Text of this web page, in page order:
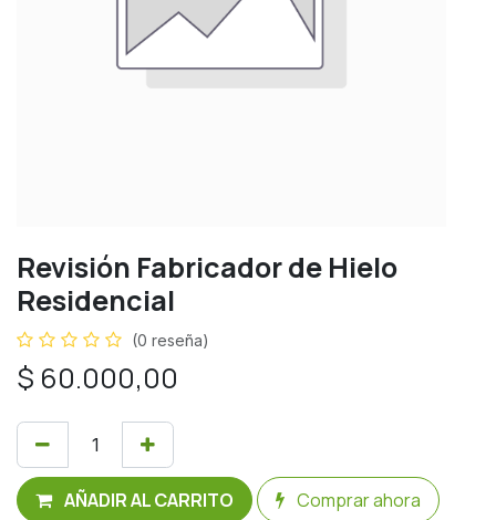
Revisión Fabricador de Hielo
Residencial
(0 reseña)
$ 60.000,00
AÑADIR AL CARRITO Comprar ahora